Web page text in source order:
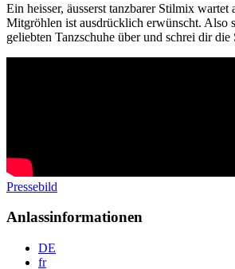
Ein heisser, äusserst tanzbarer Stilmix
Mitgröhlen ist ausdrücklich erwünscht. Also
geliebten Tanzschuhe über und schrei dir die
Pressebild
Anlassinformationen
DE
fr